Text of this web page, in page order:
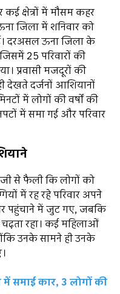
क्षेत्रों में मौसम कहर
जिला में शनिवार को
दरअसल ऊना जिला के
25 परिवारों की
प्रवासी मजदूरों की
देखते दर्जनों आशियानों
में लोगों की वर्षों की
में समा गई और परिवार
से फैली कि लोगों को
में रह रहे परिवार अपने
पहुंचाने में जुट गए, जबकि
रहा। कई महिलाओं
उनके सामने ही उनके
समाई कार, 3 लोगों की